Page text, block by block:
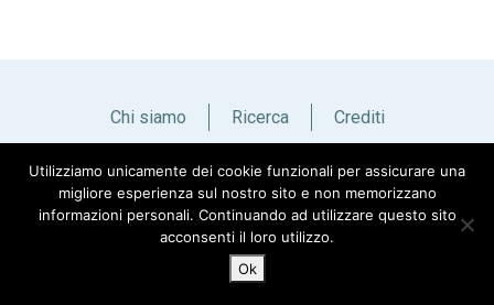
Chi siamo Ricerca Crediti
Italiano English
Utilizziamo unicamente dei cookie funzionali per assicurare una
migliore esperienza sul nostro sito e non memorizzano
informazioni personali. Continuando ad utilizzare questo sito
acconsenti il loro utilizzo.
Ok